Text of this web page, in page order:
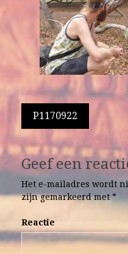
P1170922
Geef een
Het e-mailadres wordt
zijn gemarkeerd met*
Reactie